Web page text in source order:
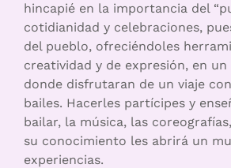
hincapié en la importancia del
cotidianidad y celebraciones,
del pueblo, ofreciéndoles
creatividad y de expresión, en
donde disfrutaran de un viaje
bailes. Hacerles partícipes y
bailar, la música, las
su conocimiento les abrirá un
experiencias.